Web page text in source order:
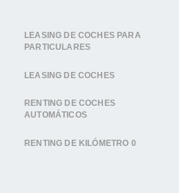
LEASING DE COCHES PARA
PARTICULARES
LEASING DE COCHES
RENTING DE COCHES
AUTOMÁTICOS
RENTING DE KILÓMETRO 0